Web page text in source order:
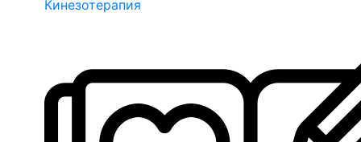
Кинезотерапия